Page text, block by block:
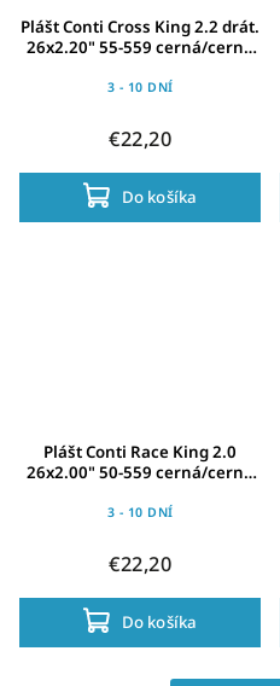
Plášt Conti Cross King 2.2 drát.
26x2.20" 55-559 cerná/cerná
3 - 10 DNÍ
€22,20
Do košíka
Plášt Conti Race King 2.0
26x2.00" 50-559 cerná/cerná
3 - 10 DNÍ
€22,20
Do košíka